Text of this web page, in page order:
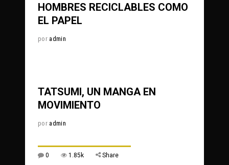
HOMBRES RECICLABLES COMO
EL PAPEL
por admin
TATSUMI, UN MANGA EN
MOVIMIENTO
por admin
0 1.85k Share